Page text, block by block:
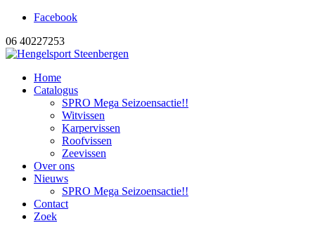
Facebook
06 40227253
Home
Catalogus
SPRO Mega Seizoensactie!!
Witvissen
Karpervissen
Roofvissen
Zeevissen
Over ons
Nieuws
SPRO Mega Seizoensactie!!
Contact
Zoek